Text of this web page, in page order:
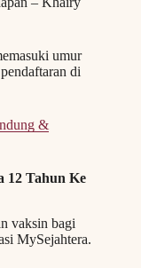
umur
di
&
12 Tahun Ke
vaksin bagi
MySejahtera.